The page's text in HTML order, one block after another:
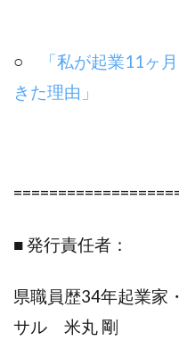
○
「私が起業11ヶ
きた理由」
■ 発行責任者：
県職員歴34年起業家
サル 米丸 剛